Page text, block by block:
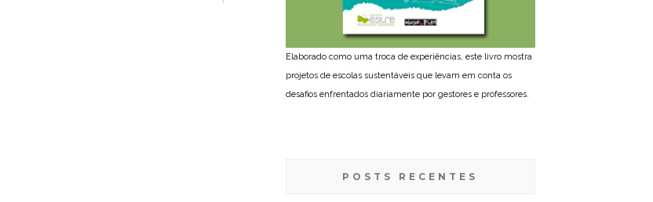
Elaborado como uma troca de experiências, este livro mostra
projetos de escolas sustentáveis que levam em conta os
desafios enfrentados diariamente por gestores e professores.
POSTS RECENTES